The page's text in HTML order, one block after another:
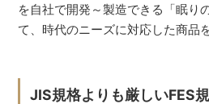
を自社で開発～製造できる「眠り
て、時代のニーズに対応した商品
JIS規格よりも厳しいFES